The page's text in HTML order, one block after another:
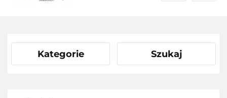
Kategorie Szukaj